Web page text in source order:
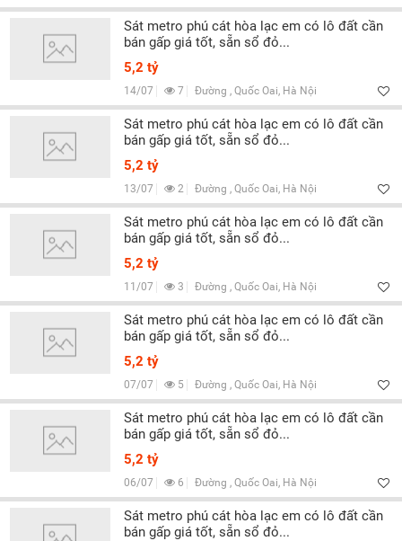
Sát metro phú cát hòa lạc em có lô đất cần
bán gấp giá tốt, sẵn sổ đỏ...
5,2 tỷ
14/07 7 Đường , Quốc Oai, Hà Nội
Sát metro phú cát hòa lạc em có lô đất cần
bán gấp giá tốt, sẵn sổ đỏ...
5,2 tỷ
13/07 2 Đường , Quốc Oai, Hà Nội
Sát metro phú cát hòa lạc em có lô đất cần
bán gấp giá tốt, sẵn sổ đỏ...
5,2 tỷ
11/07 3 Đường , Quốc Oai, Hà Nội
Sát metro phú cát hòa lạc em có lô đất cần
bán gấp giá tốt, sẵn sổ đỏ...
5,2 tỷ
07/07 5 Đường , Quốc Oai, Hà Nội
Sát metro phú cát hòa lạc em có lô đất cần
bán gấp giá tốt, sẵn sổ đỏ...
5,2 tỷ
06/07 6 Đường , Quốc Oai, Hà Nội
Sát metro phú cát hòa lạc em có lô đất cần
bán gấp giá tốt, sẵn sổ đỏ...